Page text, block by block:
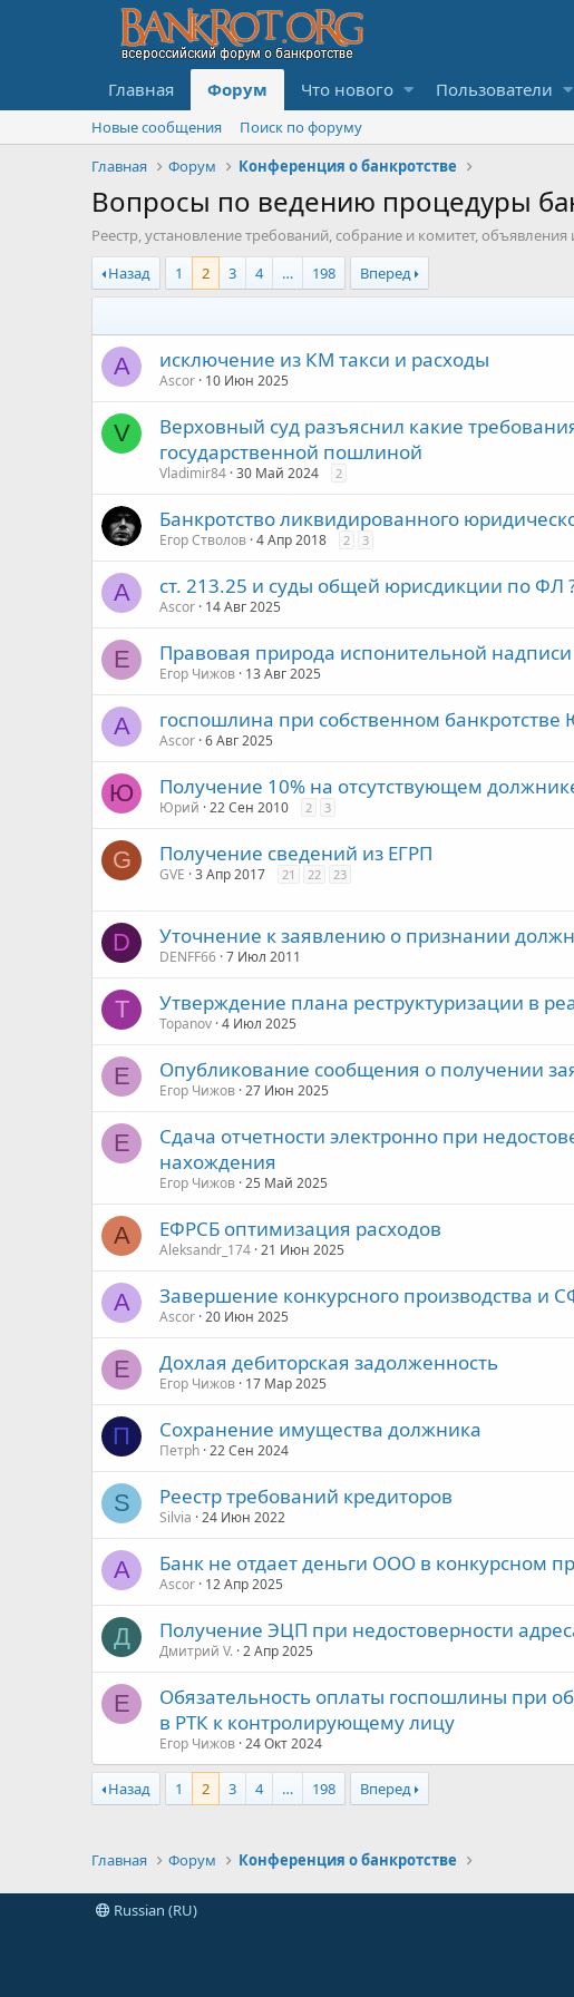
Главная Форум Что нового Пользователи
Новые сообщения
Поиск по форуму
Главная
Форум Конференция о банкротстве
Вопросы по ведению процедуры
Реестр, установление требований, собрание и комитет,
Назад
1 2 3 4 … 198 Вперед
A исключение из КМ такси и расходы
Ascor 10 Июн 2025
V
Верховный суд разъяснил какие
государственной пошлиной
Vladimir84 30 Май 2024 2
Банкротство ликвидированного
Егор Стволов 4 Апр 2018 2 3
A ст. 213.25 и суды общей юрисдикции по ФЛ
Ascor 14 Авг 2025
Е Правовая природа испонительной
Егор Чижов 13 Авг 2025
A госпошлина при собственном
Ascor 6 Авг 2025
Ю Получение 10% на отсутствующем
Юрий 22 Сен 2010 2 3
G Получение сведений из ЕГРП
GVE 3 Апр 2017 21 22 23
D Уточнение к заявлению о признании
DENFF66 7 Июл 2011
T Утверждение плана реструктуризации в
Topanov 4 Июл 2025
Е Опубликование сообщения о получении
Егор Чижов 27 Июн 2025
Е
Сдача отчетности электронно при
нахождения
Егор Чижов 25 Май 2025
A ЕФРСБ оптимизация расходов
Aleksandr_174 21 Июн 2025
A Завершение конкурсного производства и
Ascor 20 Июн 2025
Е Дохлая дебиторская задолженность
Егор Чижов 17 Мар 2025
П Сохранение имущества должника
Петрh 22 Сен 2024
S Реестр требований кредиторов
Silvia 24 Июн 2022
A Банк не отдает деньги ООО в конкурсном
Ascor 12 Апр 2025
Д Получение ЭЦП при недостоверности
Дмитрий V. 2 Апр 2025
Е
Обязательность оплаты госпошлины при
в РТК к контролирующему лицу
Егор Чижов 24 Окт 2024
Назад 1 2 3 4 … 198 Вперед
Главная Форум Конференция о банкротстве
Russian (RU)